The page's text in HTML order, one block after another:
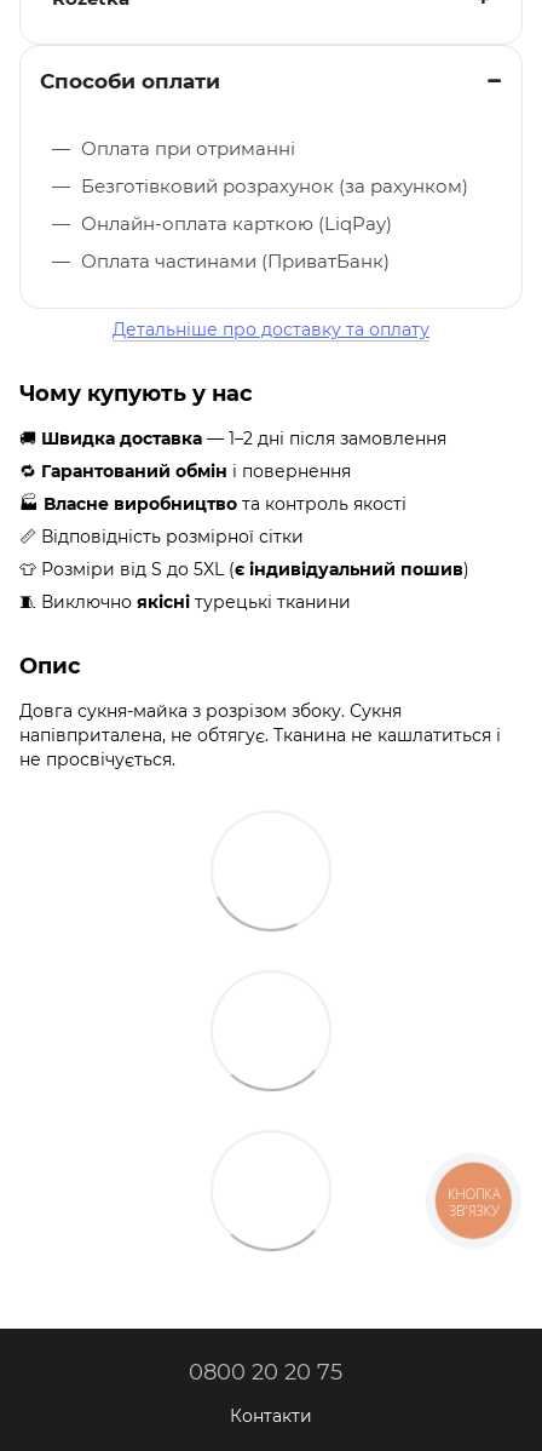
Способи оплати
Оплата при отриманні
Безготівковий розрахунок (за рахунком)
Онлайн-оплата карткою (LiqPay)
Оплата частинами (ПриватБанк)
Детальніше про доставку та оплату
Чому купують у нас
🚚 Швидка доставка — 1–2 дні після замовлення
🔁 Гарантований обмін і повернення
🏭 Власне виробництво та контроль якості
📏 Відповідність розмірної сітки
👕 Розміри від S до 5XL (є індивідуальний пошив)
🧵 Виключно якісні турецькі тканини
Опис
Довга сукня-майка з розрізом збоку. Сукня
напівприталена, не обтягує. Тканина не кашлатиться і
не просвічується.
0800 20 20 75
Контакти
КНОПКА
ЗВ'ЯЗКУ